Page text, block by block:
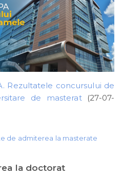
Rezultatele concursului de
de masterat
(27-07-
de admiterea la masterate
la doctorat